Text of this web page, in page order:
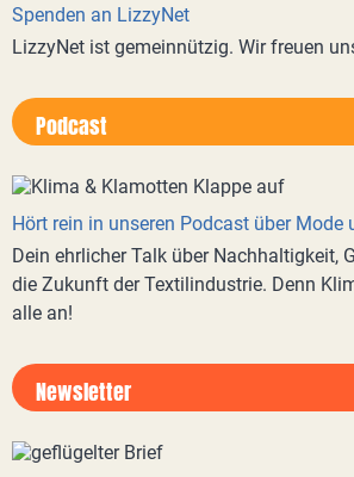
Spenden an LizzyNet
LizzyNet ist gemeinnützig. Wir freuen
Podcast
Hört rein in unseren Podcast über Mode
Dein ehrlicher Talk über Nachhaltigkeit,
die Zukunft der Textilindustrie. Denn
alle an!
Newsletter